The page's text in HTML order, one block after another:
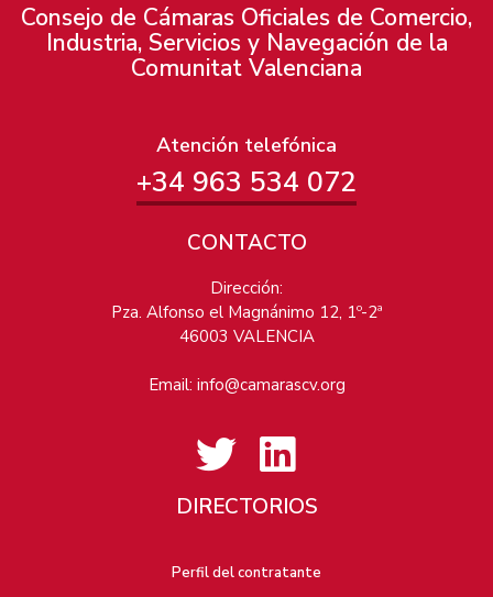
Consejo de Cámaras Oficiales de Comercio,
Industria, Servicios y Navegación de la
Comunitat Valenciana
Atención telefónica
+34 963 534 072
CONTACTO
Dirección:
Pza. Alfonso el Magnánimo 12, 1º-2ª
46003 VALENCIA
Email: info@camarascv.org
DIRECTORIOS
Perfil del contratante